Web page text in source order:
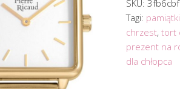
SKU:
Tagi:
chrzest, tort
prezent na
dla chłopca